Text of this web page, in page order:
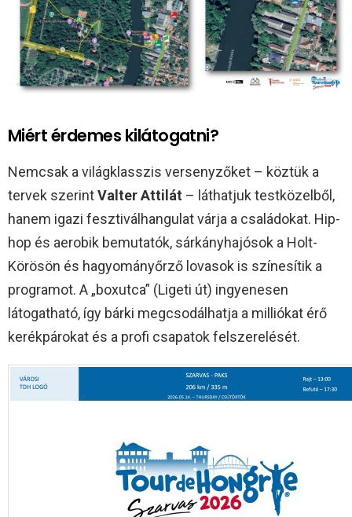
Miért érdemes kilátogatni?
Nemcsak a világklasszis versenyzőket – köztük a
tervek szerintValter Attilát – láthatjuk testközelből,
hanem igazi fesztiválhangulat várja a családokat. Hip-
hop és aerobik bemutatók, sárkányhajósok a Holt-
Körösön és hagyományőrző lovasok is színesítik a
programot. A „boxutca” (Ligeti út) ingyenesen
látogatható, így bárki megcsodálhatja a milliókat érő
kerékpárokat és a profi csapatok felszerelését.